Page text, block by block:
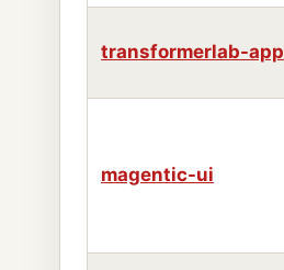
transformerlab-app
magentic-ui